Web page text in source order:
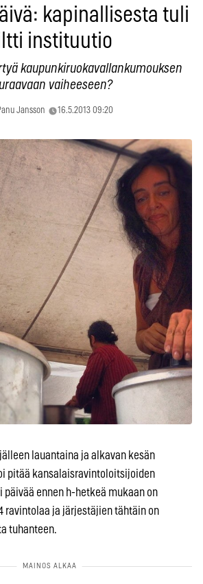
kapinallisesta tuli
instituutio
kaupunkiruokavallankumouksen
vaiheeseen?
Jansson 16.5.2013 09:20
lauantaina ja alkavan kesän
pitää kansalaisravintoloitsijoiden
päivää ennen h-hetkeä mukaan on
ravintolaa ja järjestäjien tähtäin on
tuhanteen.